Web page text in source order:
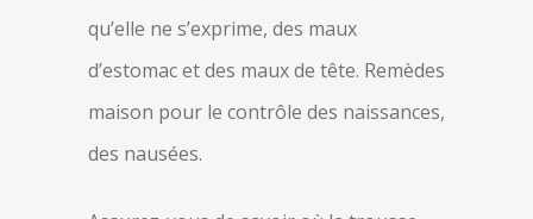
qu’elle ne s’exprime, des maux
d’estomac et des maux de tête. Remèdes
maison pour le contrôle des naissances,
des nausées.